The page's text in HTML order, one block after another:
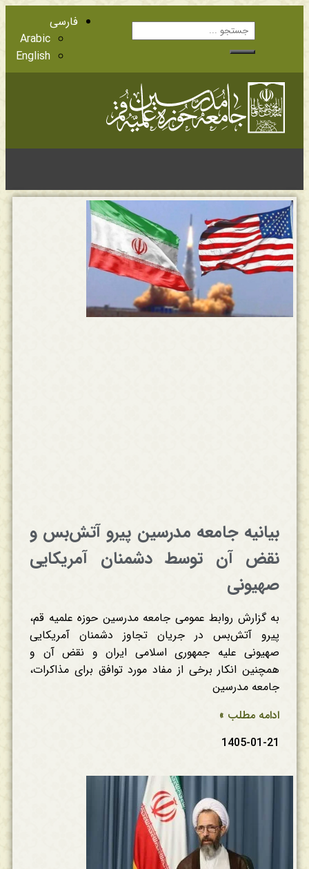
فارسی
Arabic
English
بیانیه جامعه مدرسین پیرو آتش‌بس و
نقض آن توسط دشمنان آمریکایی
صهیونی
به گزارش روابط عمومی جامعه مدرسین حوزه علمیه قم،
پیرو آتش‌بس در جریان تجاوز دشمنان آمریکایی
صهیونی علیه جمهوری اسلامی ایران و نقض آن و
همچنین انکار برخی از مفاد مورد توافق برای مذاکرات،
جامعه مدرسین
ادامه مطلب »
1405-01-21